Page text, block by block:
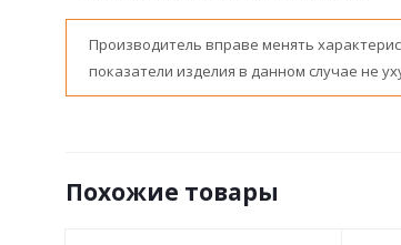
Производитель вправе менять
показатели изделия в данном случае не
Похожие товары